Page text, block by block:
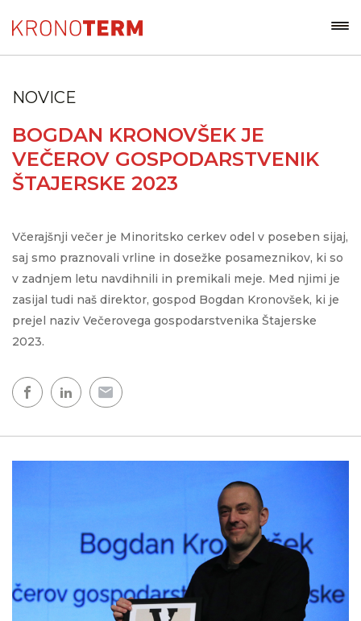
NOVICE
BOGDAN KRONOVŠEK JE
VEČEROV GOSPODARSTVENIK
ŠTAJERSKE 2023
Včerajšnji večer je Minoritsko cerkev odel v poseben sijaj,
saj smo praznovali vrline in dosežke posameznikov, ki so
v zadnjem letu navdihnili in premikali meje. Med njimi je
zasijal tudi naš direktor, gospod Bogdan Kronovšek, ki je
prejel naziv Večerovega gospodarstvenika Štajerske
2023.